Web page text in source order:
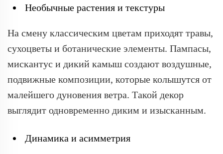
Необычные растения и текстуры
На смену классическим цветам приходят травы,
сухоцветы и ботанические элементы. Пампасы,
мискантус и дикий камыш создают воздушные,
подвижные композиции, которые колышутся от
малейшего дуновения ветра. Такой декор
выглядит одновременно диким и изысканным.
Динамика и асимметрия